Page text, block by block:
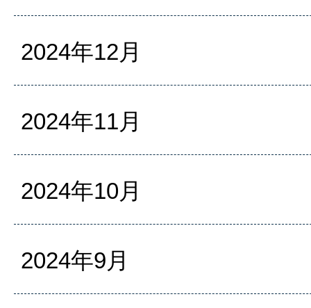
2024年12月
2024年11月
2024年10月
2024年9月